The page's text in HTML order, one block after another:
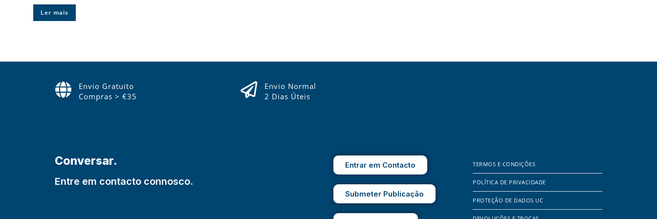
Ler mais
Envio Gratuito
Compras > €35
Envio Normal
2 Dias Úteis
Conversar.
Entre em contacto connosco.
Entrar em Contacto
Submeter Publicação
TERMOS E CONDIÇÕES
POLÍTICA DE PRIVACIDADE
PROTEÇÃO DE DADOS UC